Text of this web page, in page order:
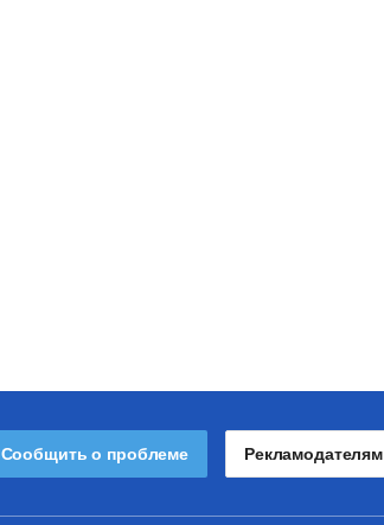
Сообщить о проблеме Рекламодателям